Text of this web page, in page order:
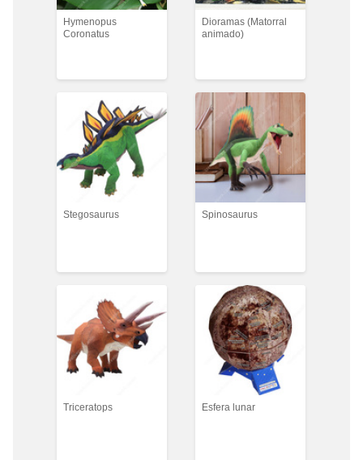
Hymenopus
Coronatus
Dioramas (Matorral
animado)
Stegosaurus Spinosaurus
Triceratops Esfera lunar